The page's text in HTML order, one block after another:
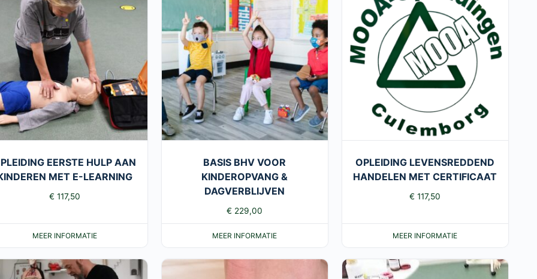
EERSTE HULP AAN
MET E-LEARNING
€ 117,50
MEER INFORMATIE
BASIS BHV VOOR
KINDEROPVANG &
DAGVERBLIJVEN
€ 229,00
MEER INFORMATIE
OPLEIDING LEVENSREDDEND
HANDELEN MET CERTIFICAAT
€ 117,50
MEER INFORMATIE